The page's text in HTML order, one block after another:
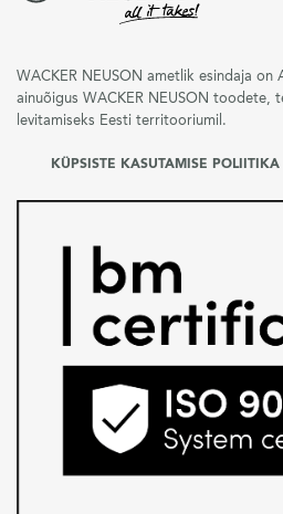
WACKER NEUSON ametlik esindaja on
ainuõigus WACKER NEUSON toodete,
levitamiseks Eesti territooriumil.
KÜPSISTE KASUTAMISE POLIITIKA